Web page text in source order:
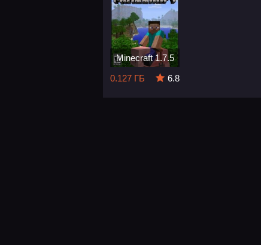
Minecraft 1.7.5
0.127 ГБ
6.8